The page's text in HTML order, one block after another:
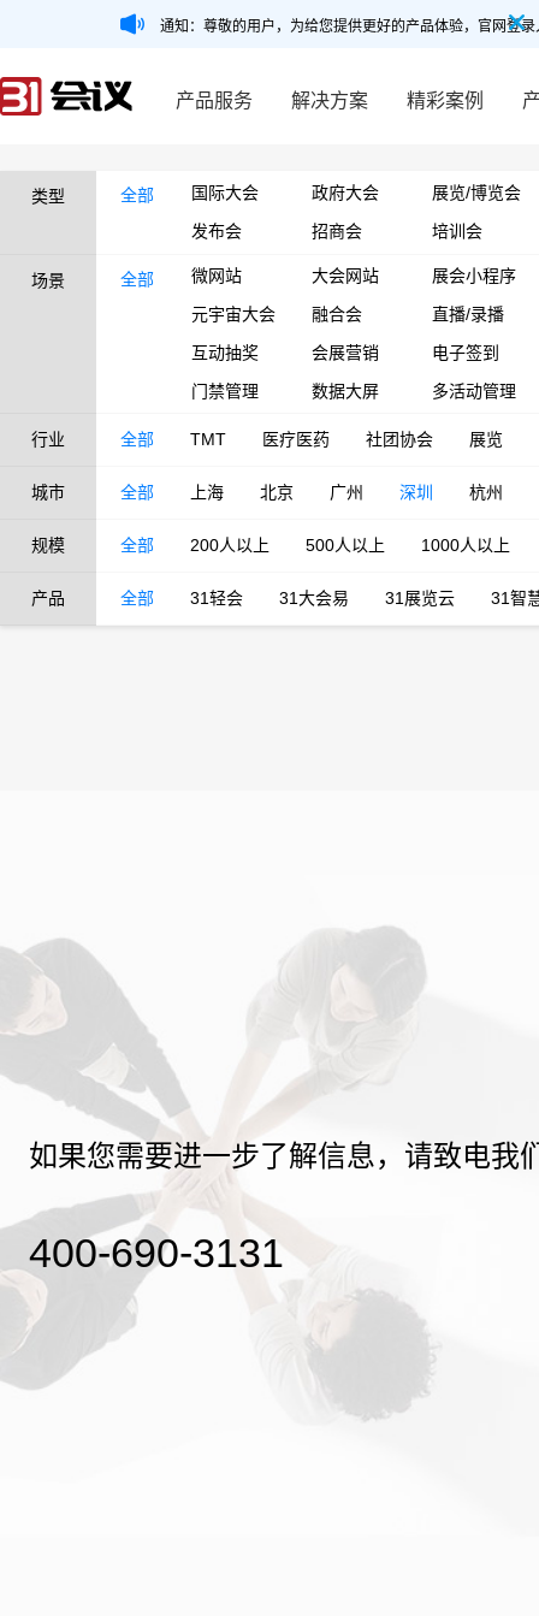
通知：尊敬的用户，为给您提供更好的产品体验，官网登
产品服务 解决方案 精彩案例
类型 全部 国际大会 政府大会
展览/博览会
发布会
招商会 培训会
场景 全部 微网站 大会网站
展会小程序
元宇宙大会
融合会
直播/录播
互动抽奖
会展营销
电子签到
门禁管理
数据大屏 多活动管理
行业 全部 TMT 医疗医药 社团协会 展览
城市 全部 上海 北京 广州 深圳 杭州
规模 全部 200人以上 500人以上 1000人以上
产品 全部 31轻会 31大会易 31展览云 31智
如果您需要进一步了解信息，请致电我
400-690-3131